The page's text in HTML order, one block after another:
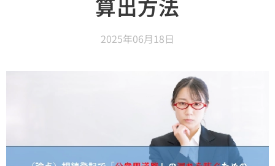
算出方法
2025年06月18日